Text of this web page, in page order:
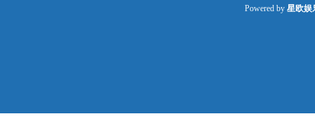
Powered by 星欧娱